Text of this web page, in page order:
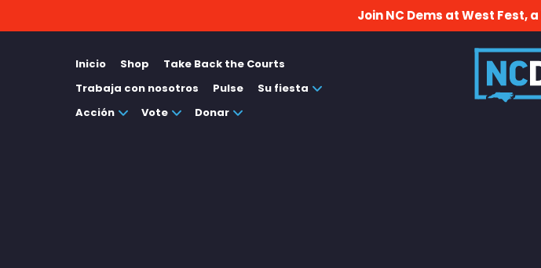
Join NC Dems at West Fest,
Inicio Shop
Take Back the Courts
Trabaja con nosotros
Pulse
Su fiesta
Acción
Vote Donar